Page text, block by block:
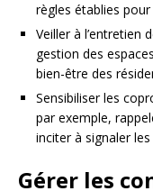
règles établies
Veiller à l’entretien
gestion des
bien-être des
Sensibiliser les
par exemple,
inciter à signaler
Gérer les